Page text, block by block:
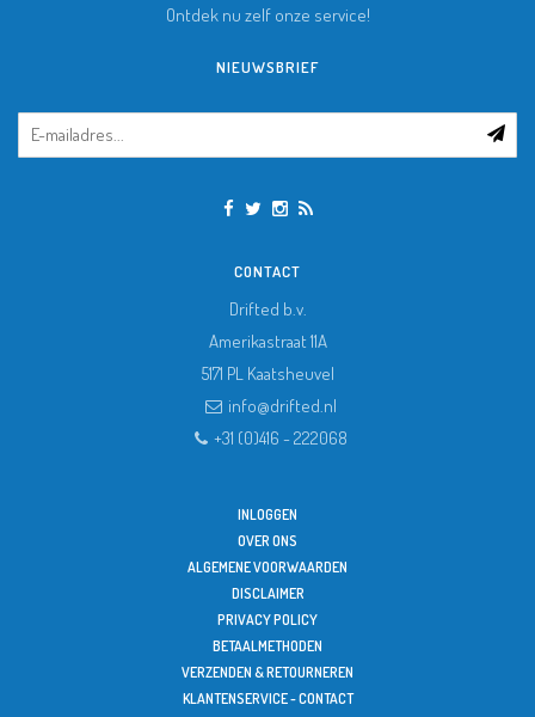
Ontdek nu zelf onze service!
NIEUWSBRIEF
CONTACT
Drifted b.v.
Amerikastraat 11A
5171 PL Kaatsheuvel
info@drifted.nl
+31 (0)416 - 222068
INLOGGEN
OVER ONS
ALGEMENE VOORWAARDEN
DISCLAIMER
PRIVACY POLICY
BETAALMETHODEN
VERZENDEN & RETOURNEREN
KLANTENSERVICE - CONTACT